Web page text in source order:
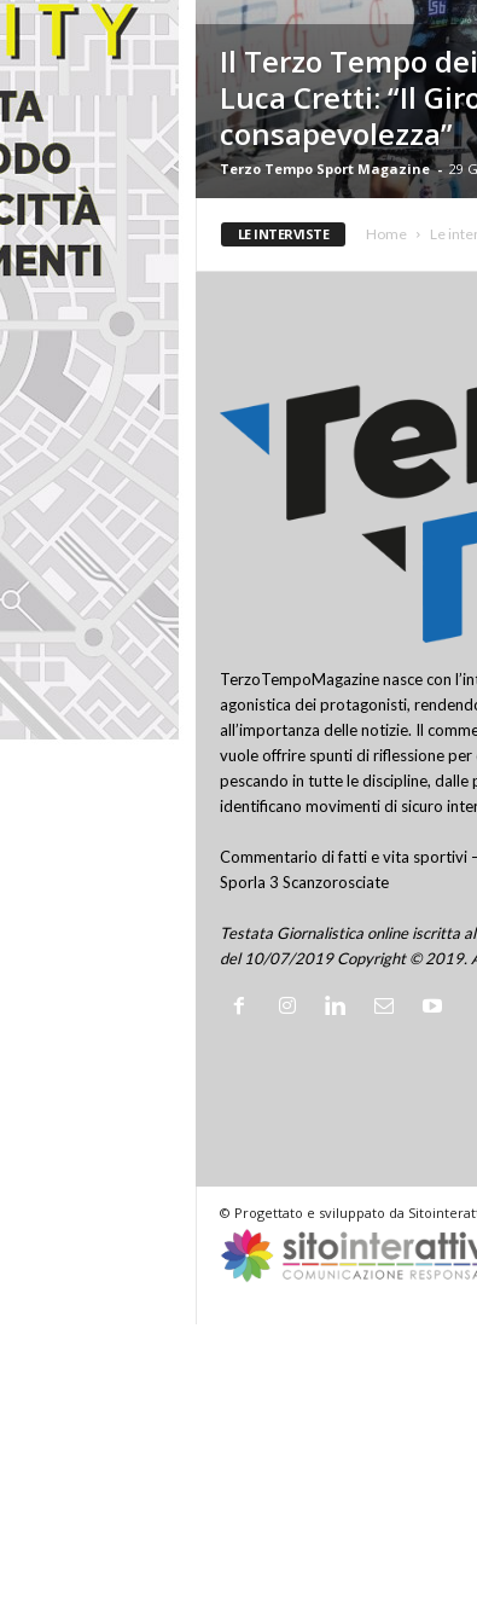
i
Il Terzo Tempo
Luca Cretti: “Il
consapevolezza”
Terzo Tempo Sport Magazine - 29
LE INTERVISTE Home Le
TerzoTempoMagazine nasce con
agonistica dei protagonisti,
all’importanza delle notizie. Il
vuole offrire spunti di riflessione
pescando in tutte le discipline,
identificano movimenti di sicuro
Commentario di fatti e vita sportivi
Sporla 3 Scanzorosciate
Testata Giornalistica online iscritta
del 10/07/2019 Copyright © 2019.
© Progettato e sviluppato da